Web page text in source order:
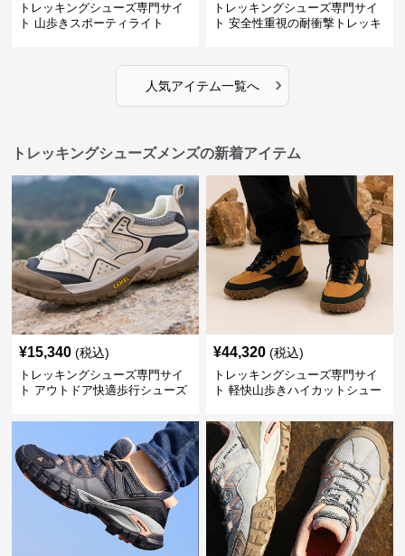
トレッキングシューズ専門サイ
ト 山歩きスポーティライト
トレッキングシューズ専門サイ
ト 安全性重視の耐衝撃トレッキ
人気アイテム一覧へ ›
トレッキングシューズメンズの新着アイテム
¥15,340 (税込)
トレッキングシューズ専門サイ
ト アウトドア快適歩行シューズ
¥44,320 (税込)
トレッキングシューズ専門サイ
ト 軽快山歩きハイカットシュー